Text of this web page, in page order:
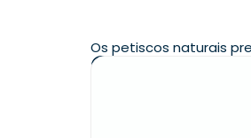
Quem
Os petiscos naturais